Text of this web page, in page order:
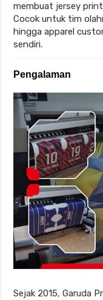
membuat jersey
Cocok untuk tim
hingga apparel
sendiri.
Pengalaman
Sejak 2015, Garuda